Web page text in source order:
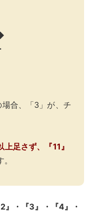
合、「3」が、チ
足さず、『11』
』・『3』・『4』・